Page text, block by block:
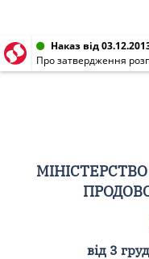
Наказ від
від 3